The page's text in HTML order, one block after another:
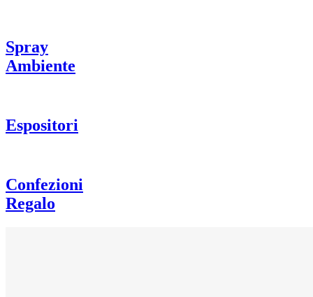
Spray
Ambiente
Espositori
Confezioni
Regalo